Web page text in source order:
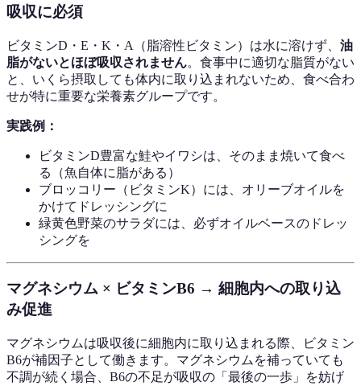
吸収に必須
ビタミンD・E・K・A（脂溶性ビタミン）は水に溶けず、 油
脂がないとほぼ吸収されません。食事中に適切な脂質がない
と、いくら摂取しても体内に取り込まれないため、食べ合わ
せが特に重要な栄養素グループです。
実践例：
ビタミンD豊富な鮭やイワシは、そのまま焼いて食べ
る（魚自体に脂がある）
ブロッコリー（ビタミンK）には、オリーブオイルを
かけてドレッシングに
緑黄色野菜のサラダには、必ずオイルベースのドレッ
シングを
マグネシウム × ビタミンB6 → 細胞内への取り込
み促進
マグネシウムは吸収後に細胞内に取り込まれる際、ビタミン
B6が補因子として働きます。マグネシウムを補っていても
不調が続く場合、B6の不足が吸収の「最後の一歩」を妨げ